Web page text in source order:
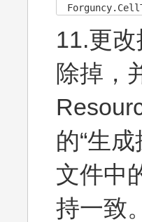
11.更
除掉，
的“生成
文件中
持一致